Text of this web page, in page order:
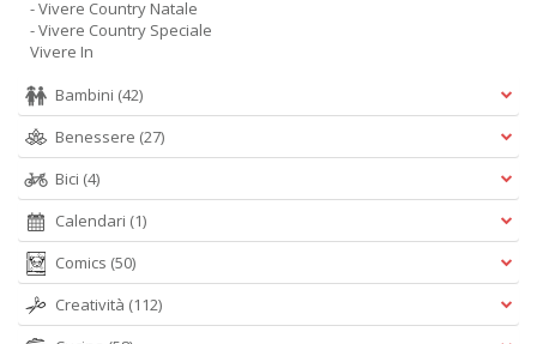
- Vivere Country Natale
- Vivere Country Speciale
Vivere In
Bambini (42)
Benessere (27)
Bici (4)
Calendari (1)
Comics (50)
Creatività (112)